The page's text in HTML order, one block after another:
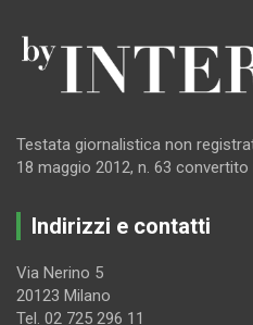
Testata giornalistica non
18 maggio 2012, n. 63 convertito
Indirizzi e contatti
Via Nerino 5
20123 Milano
Tel. 02 725 296 11